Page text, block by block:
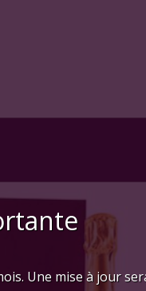
Une mise à jour